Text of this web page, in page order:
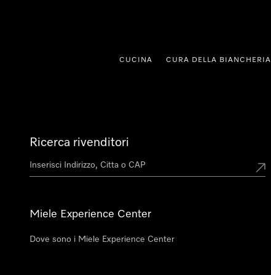
CUCINA CURA DELLA BIANCHERIA
Ricerca rivenditori
Miele Experience Center
Dove sono i Miele Experience Center